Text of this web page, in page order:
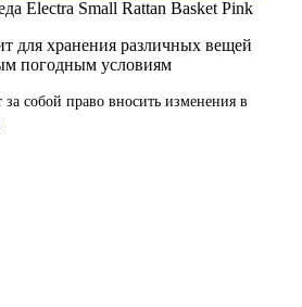
для хранения различных вещей
погодным условиям
за собой право вносить изменения в